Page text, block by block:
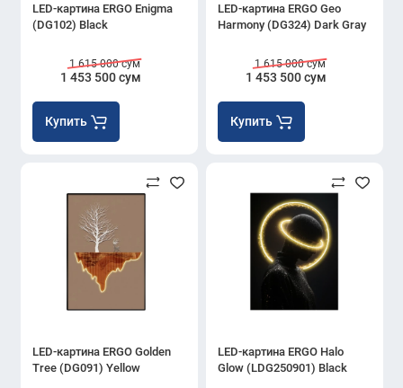
LED-картина ERGO Enigma
(DG102) Black
1 453 500 сум
1 615 000 сум
Купить
LED-картина ERGO Geo
Harmony (DG324) Dark Gray
1 453 500 сум
1 615 000 сум
Купить
LED-картина ERGO Golden
Tree (DG091) Yellow
LED-картина ERGO Halo
Glow (LDG250901) Black